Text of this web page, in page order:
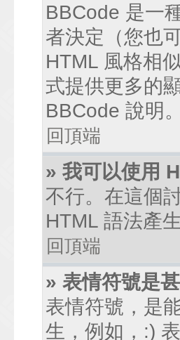
BBCode 是一
者決定（您也
HTML 風格相
式提供更多的
BBCode 說明。
回頂端
» 我可以使用
不行。在這個
HTML 語法產
回頂端
» 表情符號是
表情符號，是
生，例如，:)